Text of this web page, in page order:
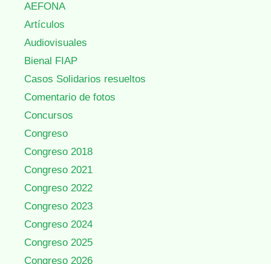
AEFONA
Artículos
Audiovisuales
Bienal FIAP
Casos Solidarios resueltos
Comentario de fotos
Concursos
Congreso
Congreso 2018
Congreso 2021
Congreso 2022
Congreso 2023
Congreso 2024
Congreso 2025
Congreso 2026